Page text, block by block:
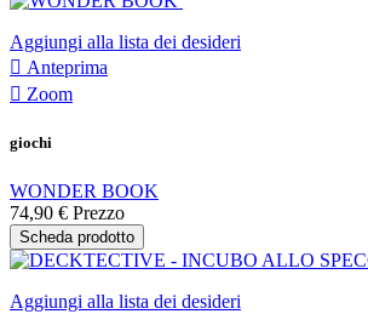
Aggiungi alla lista dei desideri
 Anteprima
 Zoom
giochi
WONDER BOOK
74,90 € Prezzo
Scheda prodotto
Aggiungi alla lista dei desideri